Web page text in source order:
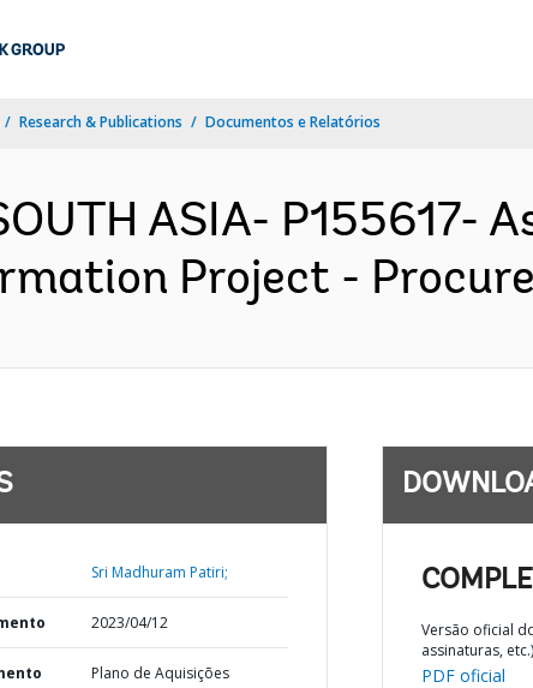
Research & Publications Documentos e Relatórios
ASIA- P155617-
Project -
Sri Madhuram Patiri;
2023/04/12
Plano de Aquisições
Versão oficial
assinaturas, etc.)
PDF oficial